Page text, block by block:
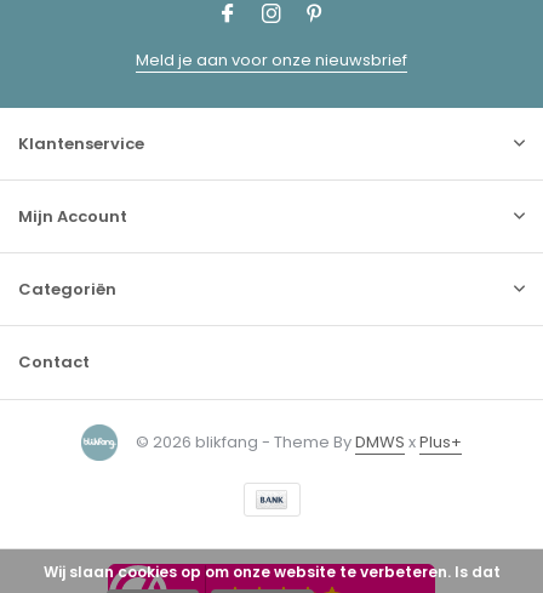
Meld je aan voor onze nieuwsbrief
Klantenservice
Mijn Account
Categoriën
Contact
© 2026 blikfang - Theme ByDMWS xPlus+
Wij slaan cookies op om onze website te verbeteren. Is dat